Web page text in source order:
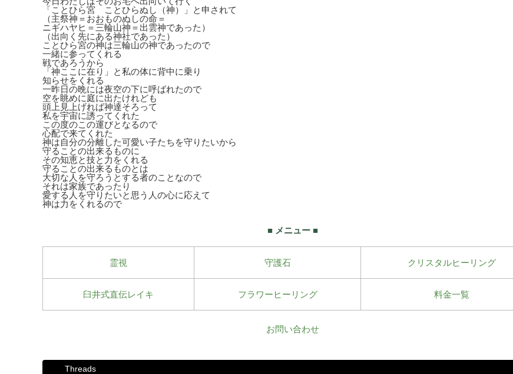
「ことひら宮 ことひらぬし（神）」と申されて
（主祭神＝おおものぬしの命＝
ニギハヤヒ＝三輪山神＝出雲神であった）
（出向く先にある神社であった）
ことひら宮の神は三輪山の神であったので
一緒に参ってくれる
戦であろうから
「神ここに在り」と私の体に背中に乗り
知らせをくれる
一昨日の晩には夜空の下に呼ばれたので
空を眺めに庭に出たけれども
頭上見上げれば神達そろって
私を宇宙に誘ってくれた
この度のこの運びとなるので
心配で来てくれた
神は自分の分離した可愛い子たちを守りたいから
守ることの出来るものに
その知恵と技と力をくれる
守ることの出来るものとは
大切な人を守ろうとする者のことなので
それは家族であったり
愛する人を守りたいと思う人の心に応えて
神は力をくれるので
■ メニュー ■
霊視 守護石 クリスタルヒーリング
臼井式直伝レイキ フラワーヒーリング 料金一覧
お問い合わせ
Threads